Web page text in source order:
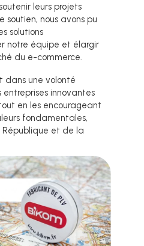
leurs projets
nous avons pu
solutions
notre équipe et élargir
du e-commerce.
dans une volonté
innovantes
en les encourageant
fondamentales,
et de la